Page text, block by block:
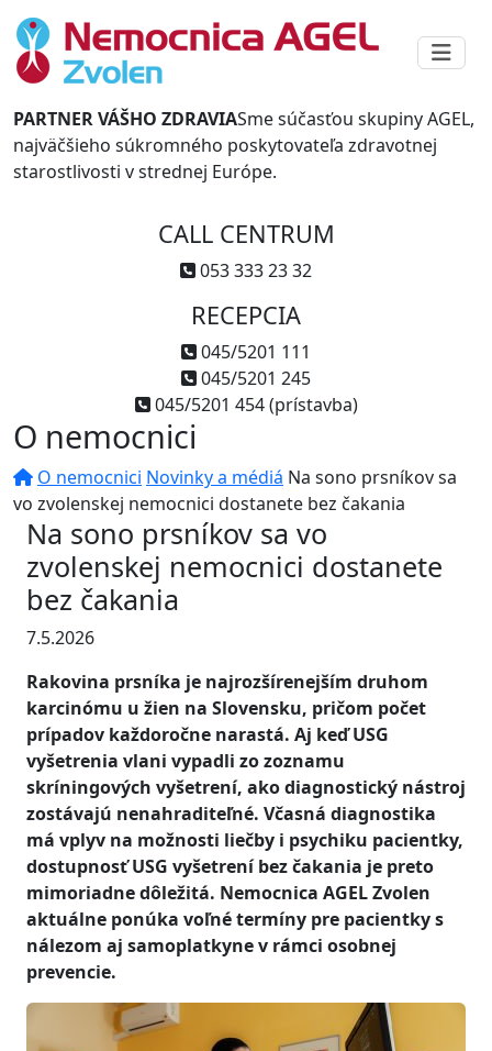
PARTNER VÁŠHO ZDRAVIASme súčasťou skupiny AGEL,
najväčšieho súkromného poskytovateľa zdravotnej
starostlivosti v strednej Európe.
CALL CENTRUM
053 333 23 32
RECEPCIA
045/5201 111
045/5201 245
045/5201 454 (prístavba)
O nemocnici
O nemocnici Novinky a médiá Na sono prsníkov sa
vo zvolenskej nemocnici dostanete bez čakania
Na sono prsníkov sa vo
zvolenskej nemocnici dostanete
bez čakania
7.5.2026
Rakovina prsníka je najrozšírenejším druhom
karcinómu u žien na Slovensku, pričom počet
prípadov každoročne narastá. Aj keď USG
vyšetrenia vlani vypadli zo zoznamu
skríningových vyšetrení, ako diagnostický nástroj
zostávajú nenahraditeľné. Včasná diagnostika
má vplyv na možnosti liečby i psychiku pacientky,
dostupnosť USG vyšetrení bez čakania je preto
mimoriadne dôležitá. Nemocnica AGEL Zvolen
aktuálne ponúka voľné termíny pre pacientky s
nálezom aj samoplatkyne v rámci osobnej
prevencie.